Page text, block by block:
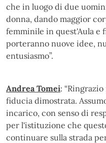
che in luogo di due
donna, dando maggior
femminile in quest'Aula e
porteranno nuove idee,
entusiasmo”.
Andrea Tomei:
fiducia dimostrata.
incarico, con senso di
per l'istituzione che
continuare sulla strada